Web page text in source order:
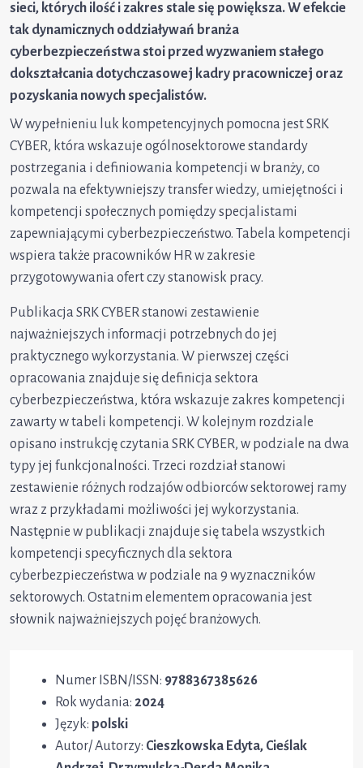
sieci, których ilość i zakres stale się powiększa. W efekcie
tak dynamicznych oddziaływań branża
cyberbezpieczeństwa stoi przed wyzwaniem stałego
dokształcania dotychczasowej kadry pracowniczej oraz
pozyskania nowych specjalistów.
W wypełnieniu luk kompetencyjnych pomocna jest SRK
CYBER, która wskazuje ogólnosektorowe standardy
postrzegania i definiowania kompetencji w branży, co
pozwala na efektywniejszy transfer wiedzy, umiejętności i
kompetencji społecznych pomiędzy specjalistami
zapewniającymi cyberbezpieczeństwo. Tabela kompetencji
wspiera także pracowników HR w zakresie
przygotowywania ofert czy stanowisk pracy.
Publikacja SRK CYBER stanowi zestawienie
najważniejszych informacji potrzebnych do jej
praktycznego wykorzystania. W pierwszej części
opracowania znajduje się definicja sektora
cyberbezpieczeństwa, która wskazuje zakres kompetencji
zawarty w tabeli kompetencji. W kolejnym rozdziale
opisano instrukcję czytania SRK CYBER, w podziale na dwa
typy jej funkcjonalności. Trzeci rozdział stanowi
zestawienie różnych rodzajów odbiorców sektorowej ramy
wraz z przykładami możliwości jej wykorzystania.
Następnie w publikacji znajduje się tabela wszystkich
kompetencji specyficznych dla sektora
cyberbezpieczeństwa w podziale na 9 wyznaczników
sektorowych. Ostatnim elementem opracowania jest
słownik najważniejszych pojęć branżowych.
Numer ISBN/ISSN: 9788367385626
Rok wydania: 2024
Język: polski
Autor/ Autorzy: Cieszkowska Edyta, Cieślak